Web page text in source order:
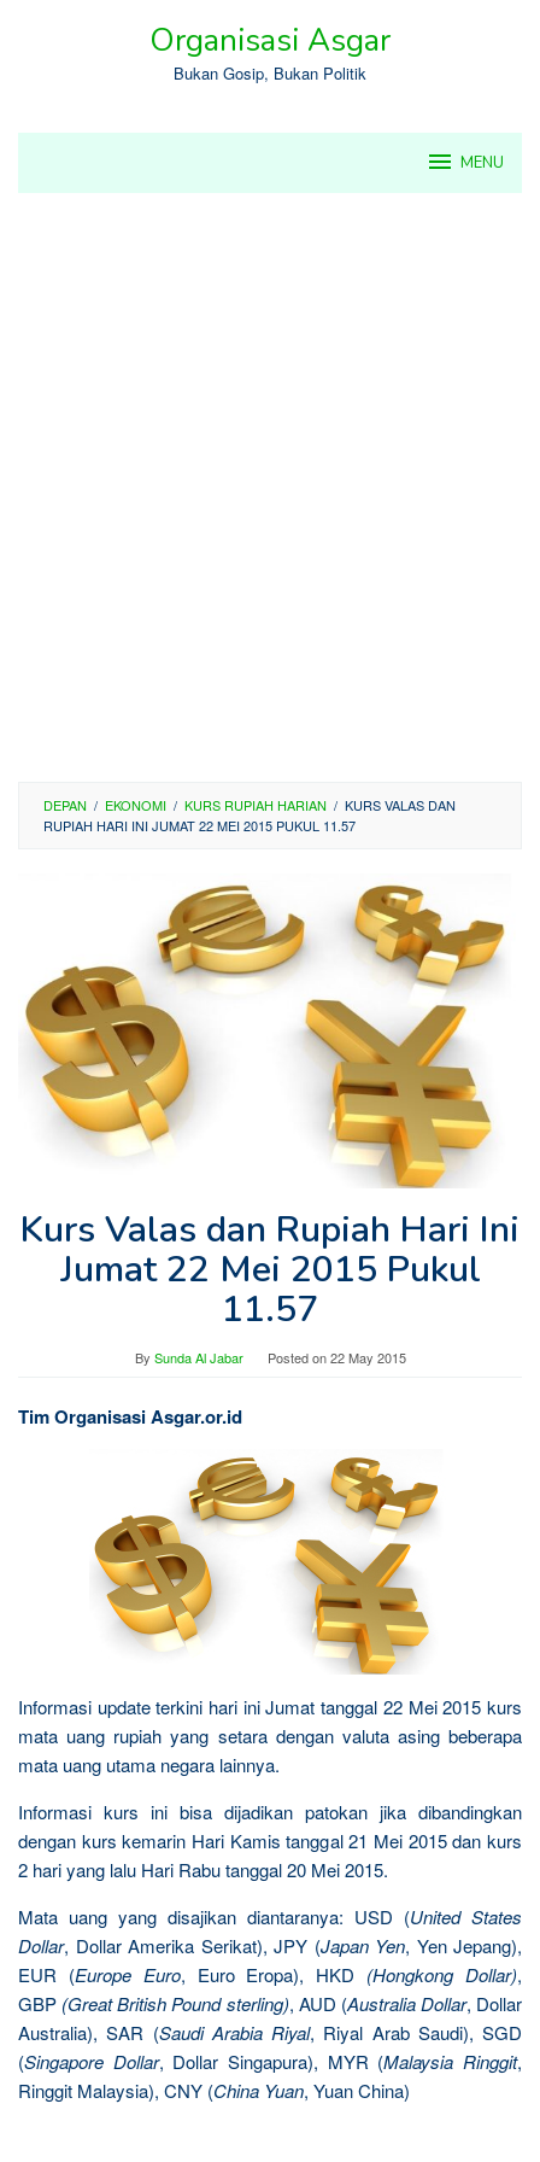
Organisasi Asgar
Bukan Gosip, Bukan Politik
MENU
DEPAN / EKONOMI / KURS RUPIAH HARIAN / KURS VALAS DAN
RUPIAH HARI INI JUMAT 22 MEI 2015 PUKUL 11.57
Kurs Valas dan Rupiah Hari Ini
Jumat 22 Mei 2015 Pukul
11.57
By Sunda Al Jabar Posted on22 May 2015
Tim Organisasi Asgar.or.id
Informasi update terkini hari ini Jumat tanggal 22 Mei 2015 kurs
mata uang rupiah yang setara dengan valuta asing beberapa
mata uang utama negara lainnya.
Informasi kurs ini bisa dijadikan patokan jika dibandingkan
dengan kurs kemarin Hari Kamis tanggal 21 Mei 2015 dan kurs
2 hari yang lalu Hari Rabu tanggal 20 Mei 2015.
Mata uang yang disajikan diantaranya: USD (United States
Dollar, Dollar Amerika Serikat), JPY (Japan Yen, Yen Jepang),
EUR (Europe Euro, Euro Eropa), HKD (Hongkong Dollar),
GBP (Great British Pound sterling), AUD (Australia Dollar, Dollar
Australia), SAR (Saudi Arabia Riyal, Riyal Arab Saudi), SGD
(Singapore Dollar, Dollar Singapura), MYR (Malaysia Ringgit,
Ringgit Malaysia), CNY (China Yuan, Yuan China)